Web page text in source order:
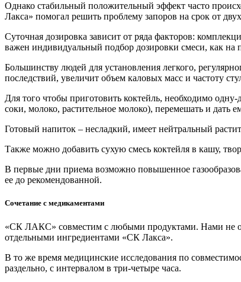
Однако стабильный положительный эффект часто
Лакса» помогал решить проблему запоров на срок от
Суточная дозировка зависит от ряда факторов:
важен индивидуальный подбор дозировки смеси, как на
Большинству людей для установления легкого,
последствий, увеличит объем каловых масс и частоту
Для того чтобы приготовить коктейль, необходимо
соки, молоко, растительное молоко), перемешать и дать
Готовый напиток – несладкий, имеет нейтральный
Также можно добавить сухую смесь коктейля в кашу,
В первые дни приема возможно повышенное
ее до рекомендованной.
Сочетание с медикаментами
«СК ЛАКС» совместим с любыми продуктами. Нами не
отдельными ингредиентами «СК Лакса».
В то же время медицинские исследования по
раздельно, с интервалом в три-четыре часа.